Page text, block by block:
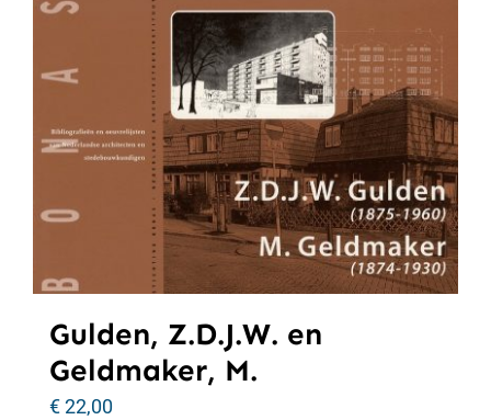
Gulden, Z.D.J.W. en
Geldmaker, M.
€22,00